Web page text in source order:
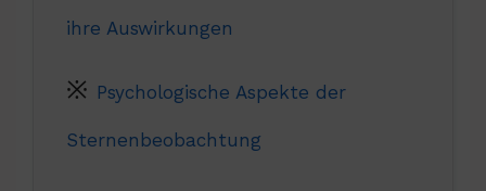
ihre Auswirkungen
Psychologische Aspekte der
Sternenbeobachtung